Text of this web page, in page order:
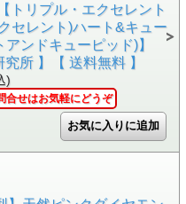
トリプル・エクセレント
セレント)ハート&キュー
アンドキューピッド)】
究所 】【 送料無料 】
)
合せはお気軽にどうぞ